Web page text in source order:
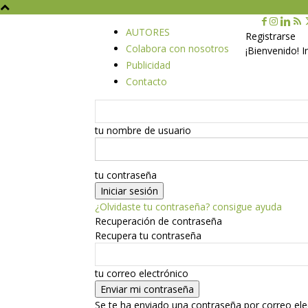
AUTORES
Colabora con nosotros
Publicidad
Contacto
Registrarse
¡Bienvenido!
tu nombre de usuario
tu contraseña
¿Olvidaste tu contraseña? consigue ayuda
Recuperación de contraseña
Recupera tu contraseña
tu correo electrónico
Se te ha enviado una contraseña por correo